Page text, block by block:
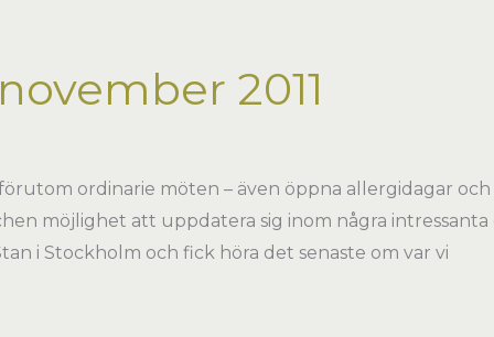
2011
ordinarie möten – även öppna allergidagar och
möjlighet att uppdatera sig inom några
i Stockholm och fick höra det senaste om var vi